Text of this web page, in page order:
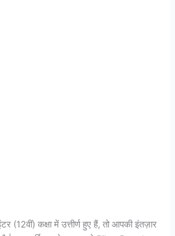
(12वीं) कक्षा में उत्तीर्ण हुए हैं, तो आपकी इंतज़ार